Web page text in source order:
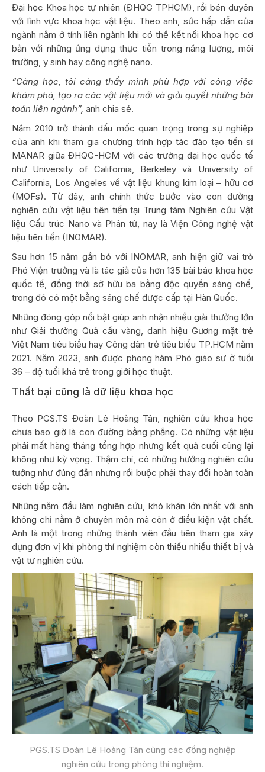
Đại học Khoa học tự nhiên (ĐHQG TPHCM), rồi bén duyên
với lĩnh vực khoa học vật liệu. Theo anh, sức hấp dẫn của
ngành nằm ở tính liên ngành khi có thể kết nối khoa học cơ
bản với những ứng dụng thực tiễn trong năng lượng, môi
trường, y sinh hay công nghệ nano.
“Càng học, tôi càng thấy mình phù hợp với công việc
khám phá, tạo ra các vật liệu mới và giải quyết những bài
toán liên ngành”, anh chia sẻ.
Năm 2010 trở thành dấu mốc quan trọng trong sự nghiệp
của anh khi tham gia chương trình hợp tác đào tạo tiến sĩ
MANAR giữa ĐHQG-HCM với các trường đại học quốc tế
như University of California, Berkeley và University of
California, Los Angeles về vật liệu khung kim loại – hữu cơ
(MOFs). Từ đây, anh chính thức bước vào con đường
nghiên cứu vật liệu tiên tiến tại Trung tâm Nghiên cứu Vật
liệu Cấu trúc Nano và Phân tử, nay là Viện Công nghệ vật
liệu tiên tiến (INOMAR).
Sau hơn 15 năm gắn bó với INOMAR, anh hiện giữ vai trò
Phó Viện trưởng và là tác giả của hơn 135 bài báo khoa học
quốc tế, đồng thời sở hữu ba bằng độc quyền sáng chế,
trong đó có một bằng sáng chế được cấp tại Hàn Quốc.
Những đóng góp nổi bật giúp anh nhận nhiều giải thưởng lớn
như Giải thưởng Quả cầu vàng, danh hiệu Gương mặt trẻ
Việt Nam tiêu biểu hay Công dân trẻ tiêu biểu TP.HCM năm
2021. Năm 2023, anh được phong hàm Phó giáo sư ở tuổi
36 – độ tuổi khá trẻ trong giới học thuật.
Thất bại cũng là dữ liệu khoa học
Theo PGS.TS Đoàn Lê Hoàng Tân, nghiên cứu khoa học
chưa bao giờ là con đường bằng phẳng. Có những vật liệu
phải mất hàng tháng tổng hợp nhưng kết quả cuối cùng lại
không như kỳ vọng. Thậm chí, có những hướng nghiên cứu
tưởng như đúng đắn nhưng rồi buộc phải thay đổi hoàn toàn
cách tiếp cận.
Những năm đầu làm nghiên cứu, khó khăn lớn nhất với anh
không chỉ nằm ở chuyên môn mà còn ở điều kiện vật chất.
Anh là một trong những thành viên đầu tiên tham gia xây
dựng đơn vị khi phòng thí nghiệm còn thiếu nhiều thiết bị và
vật tư nghiên cứu.
PGS.TS Đoàn Lê Hoàng Tân cùng các đồng nghiệp
nghiên cứu trong phòng thí nghiệm.